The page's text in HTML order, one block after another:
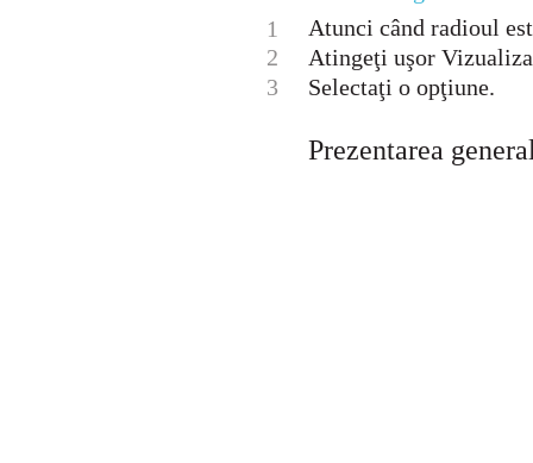
1
Atunci când radioul
2
Atingeţi uşor
3
Selectaţi o opţiune.
Prezentarea